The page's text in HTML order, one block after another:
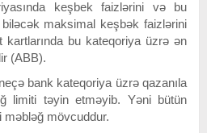
keşbek faizlərini və bu
maksimal keşbək faizlərini
kartlarında bu kateqoriya üzrə ən
(ABB).
bank kateqoriya üzrə qazanıla
limiti təyin etməyib. Yəni bütün
mövcuddur.